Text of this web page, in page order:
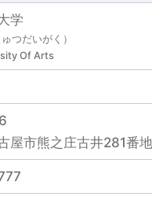
学
つだいがく）
Of Arts
屋市熊之庄古井281番地